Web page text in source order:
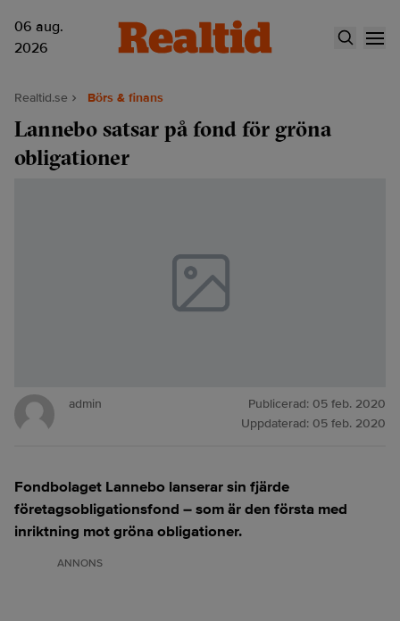
06 aug.
2026
Realtid.se Börs & finans
Lannebo satsar på fond för gröna
obligationer
admin Publicerad: 05 feb. 2020
Uppdaterad: 05 feb. 2020
Fondbolaget Lannebo lanserar sin fjärde
företagsobligationsfond – som är den första med
inriktning mot gröna obligationer.
ANNONS